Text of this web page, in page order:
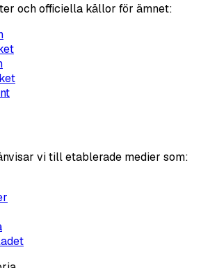
och officiella källor för ämnet:
vi till etablerade medier som: